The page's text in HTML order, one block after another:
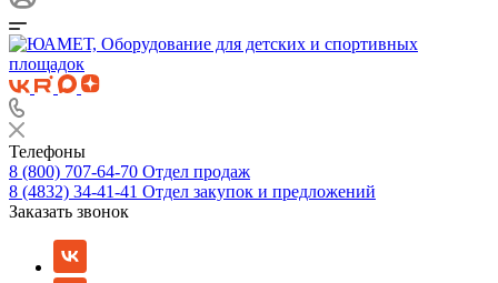
Телефоны
8 (800) 707-64-70 Отдел продаж
8 (4832) 34-41-41 Отдел закупок и предложений
Заказать звонок